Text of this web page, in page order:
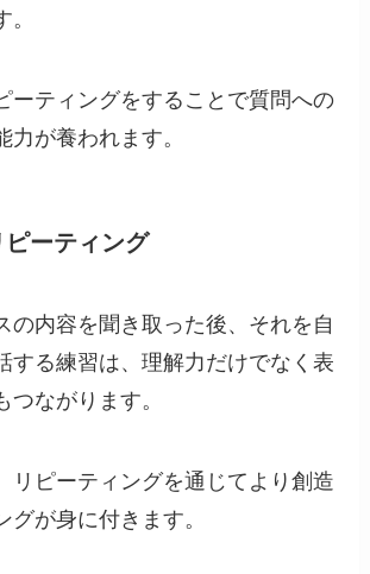
ーティングをすることで質問への
力が養われます。
ーティング
の内容を聞き取った後、それを自
する練習は、理解力だけでなく表
つながります。
リピーティングを通じてより創造
グが身に付きます。